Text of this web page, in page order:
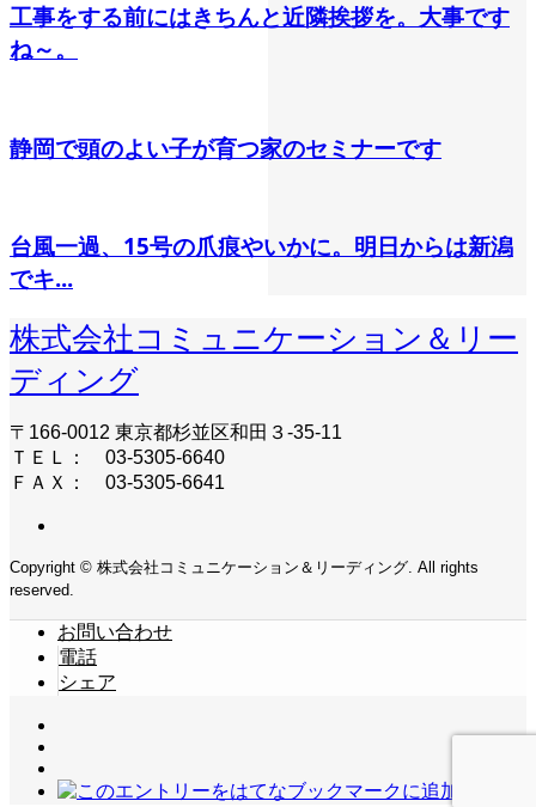
工事をする前にはきちんと近隣挨拶を。大事です
ね～。
静岡で頭のよい子が育つ家のセミナーです
台風一過、15号の爪痕やいかに。明日からは新潟
でキ...
株式会社コミュニケーション＆リー
ディング
〒166-0012 東京都杉並区和田３-35-11
ＴＥＬ： 03-5305-6640
ＦＡＸ： 03-5305-6641
Copyright © 株式会社コミュニケーション＆リーディング. All rights
reserved.
お問い合わせ
電話
シェア